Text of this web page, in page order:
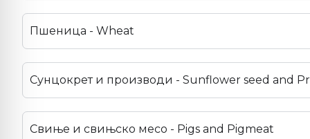
Пшеница - Wheat
Сунцокрет и производи - Sunflower seed and
Свиње и свињско месо - Pigs and Pigmeat